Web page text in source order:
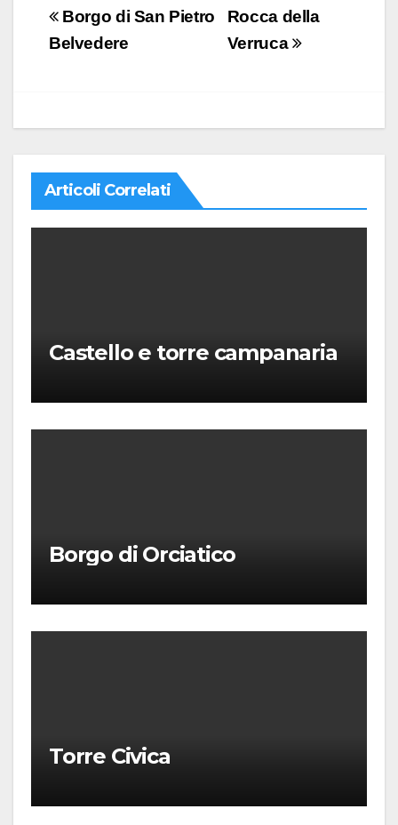
Navigazione
articoli
Rocca della
Verruca
Borgo di San Pietro
Belvedere
Articoli Correlati
Castello e torre campanaria
Borgo di Orciatico
Torre Civica